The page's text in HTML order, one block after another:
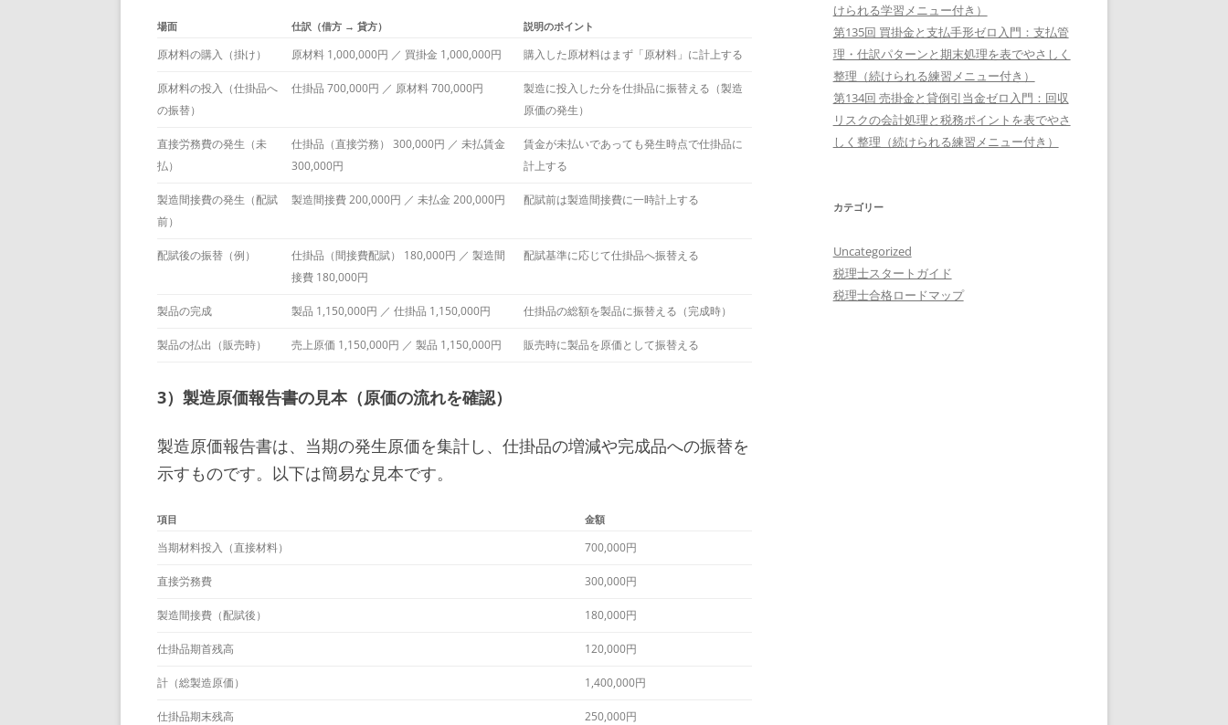
場面 仕訳（借方 → 貸方） 説明のポイント
原材料の購入（掛け） 原材料 1,000,000円 ／ 買掛金 1,000,000円 購入した原材料はまず「原材料」に計上する
原材料の投入（仕掛品へ
の振替）
仕掛品 700,000円 ／ 原材料 700,000円
製造に投入した分を仕掛品に振替える（製造
原価の発生）
直接労務費の発生（未
払）
仕掛品（直接労務） 300,000円 ／ 未払賃金
300,000円
賃金が未払いであっても発生時点で仕掛品に
計上する
製造間接費の発生（配賦
前）
製造間接費 200,000円 ／ 未払金 200,000円 配賦前は製造間接費に一時計上する
配賦後の振替（例）
仕掛品（間接費配賦） 180,000円 ／ 製造間
接費 180,000円
配賦基準に応じて仕掛品へ振替える
製品の完成 製品 1,150,000円 ／ 仕掛品 1,150,000円 仕掛品の総額を製品に振替える（完成時）
製品の払出（販売時） 売上原価 1,150,000円 ／ 製品 1,150,000円 販売時に製品を原価として振替える
3）製造原価報告書の見本（原価の流れを確認）
製造原価報告書は、当期の発生原価を集計し、仕掛品の増減や完成品への振替を
示すものです。以下は簡易な見本です。
項目 金額
当期材料投入（直接材料） 700,000円
直接労務費 300,000円
製造間接費（配賦後） 180,000円
仕掛品期首残高 120,000円
計（総製造原価） 1,400,000円
仕掛品期末残高 250,000円
けられる学習メニュー付き）
第135回 買掛金と支払手形ゼロ入門：支払管
理・仕訳パターンと期末処理を表でやさしく
整理（続けられる練習メニュー付き）
第134回 売掛金と貸倒引当金ゼロ入門：回収
リスクの会計処理と税務ポイントを表でやさ
しく整理（続けられる練習メニュー付き）
カテゴリー
Uncategorized
税理士スタートガイド
税理士合格ロードマップ